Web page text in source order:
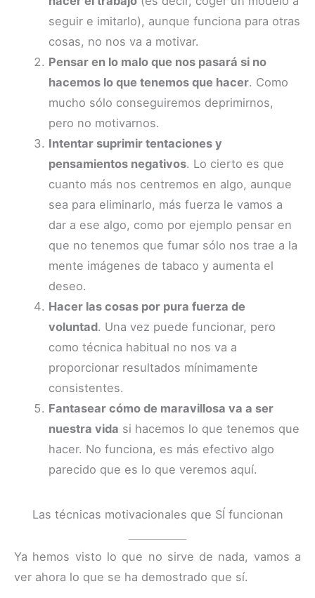
seguir e imitarlo), aunque funciona para otras
cosas, no nos va a motivar.
Pensar en lo malo que nos pasará si no
hacemos lo que tenemos que hacer. Como
mucho sólo conseguiremos deprimirnos,
pero no motivarnos.
Intentar suprimir tentaciones y
pensamientos negativos. Lo cierto es que
cuanto más nos centremos en algo, aunque
sea para eliminarlo, más fuerza le vamos a
dar a ese algo, como por ejemplo pensar en
que no tenemos que fumar sólo nos trae a la
mente imágenes de tabaco y aumenta el
deseo.
Hacer las cosas por pura fuerza de
voluntad. Una vez puede funcionar, pero
como técnica habitual no nos va a
proporcionar resultados mínimamente
consistentes.
Fantasear cómo de maravillosa va a ser
nuestra vida si hacemos lo que tenemos que
hacer. No funciona, es más efectivo algo
parecido que es lo que veremos aquí.
Las técnicas motivacionales que SÍ funcionan
Ya hemos visto lo que no sirve de nada, vamos a
ver ahora lo que se ha demostrado que sí.